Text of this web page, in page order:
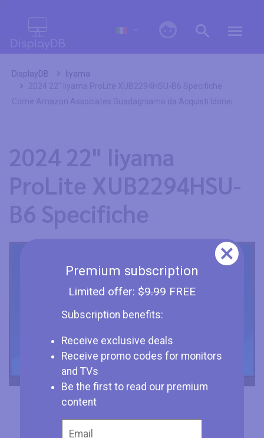
Premium subscription
Limited offer: $9.99FREE
Subscription benefits:
Receive exclusive deals
Receive promo codes for monitors
and TVs
Be the first to read our premium
content
DisplayDB
Iiyama
2024 22" Iiyama ProLite XUB2294HSU-B6 Specifiche
Come Amazon Associates Guadagniamo da Acquisti Idonei.
2024 22" Iiyama
ProLite XUB2294HSU-
B6 Specifiche